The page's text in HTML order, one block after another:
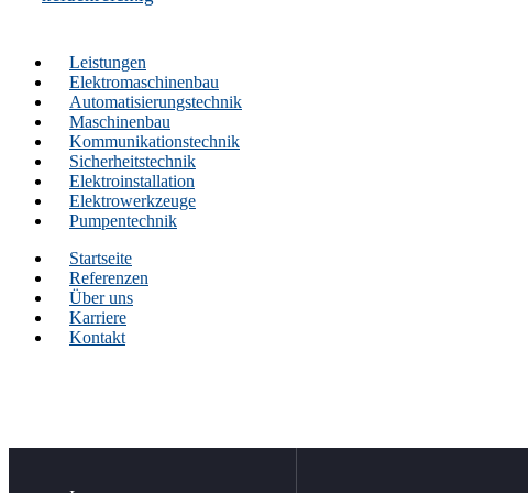
Leistungen
Elektromaschinenbau
Automatisierungstechnik
Maschinenbau
Kommunikationstechnik
Sicherheitstechnik
Elektroinstallation
Elektrowerkzeuge
Pumpentechnik
Startseite
Referenzen
Über uns
Karriere
Kontakt